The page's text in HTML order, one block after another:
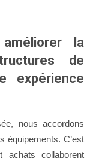
la
de
expérience
nous accordons
équipements. C’est
achats collaborent